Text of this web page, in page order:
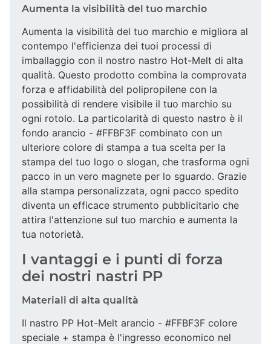
Aumenta la visibilità del tuo marchio
Aumenta la visibilità del tuo marchio e migliora al
contempo l'efficienza dei tuoi processi di
imballaggio con il nostro nastro Hot-Melt di alta
qualità. Questo prodotto combina la comprovata
forza e affidabilità del polipropilene con la
possibilità di rendere visibile il tuo marchio su
ogni rotolo. La particolarità di questo nastro è il
fondo arancio - #FFBF3F combinato con un
ulteriore colore di stampa a tua scelta per la
stampa del tuo logo o slogan, che trasforma ogni
pacco in un vero magnete per lo sguardo. Grazie
alla stampa personalizzata, ogni pacco spedito
diventa un efficace strumento pubblicitario che
attira l'attenzione sul tuo marchio e aumenta la
tua notorietà.
I vantaggi e i punti di forza
dei nostri nastri PP
Materiali di alta qualità
Il nastro PP Hot-Melt arancio - #FFBF3F colore
speciale + stampa è l'ingresso economico nel